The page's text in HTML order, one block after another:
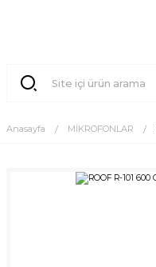
Anasayfa MİKROFONLAR